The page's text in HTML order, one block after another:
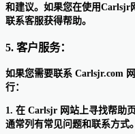
和建议。如果您在使用Carlsjr
联系客服获得帮助。
5. 客户服务：
如果您需要联系 Carlsjr.com
行：
1. 在 Carlsjr 网站上寻找帮助
通常列有常见问题和联系方式。